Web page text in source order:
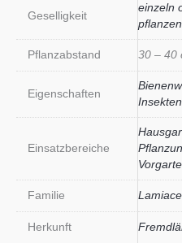
Geselligkeit
einzeln
pflanzen
Pflanzabstand 30 – 40
Eigenschaften
Einsatzbereiche
Familie
Herkunft